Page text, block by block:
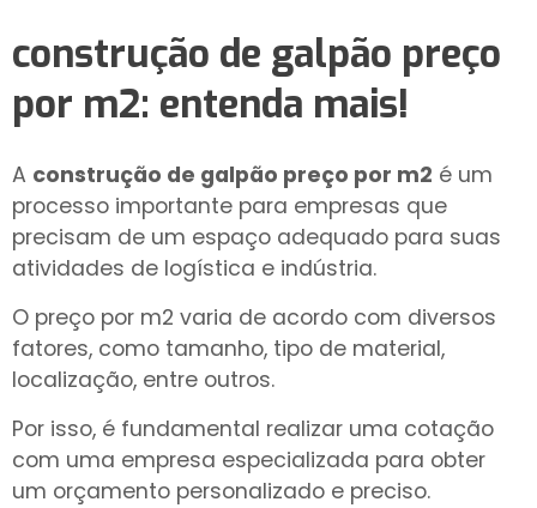
construção de galpão preço
por m2: entenda mais!
A construção de galpão preço por m2 é um
processo importante para empresas que
precisam de um espaço adequado para suas
atividades de logística e indústria.
O preço por m2 varia de acordo com diversos
fatores, como tamanho, tipo de material,
localização, entre outros.
Por isso, é fundamental realizar uma cotação
com uma empresa especializada para obter
um orçamento personalizado e preciso.